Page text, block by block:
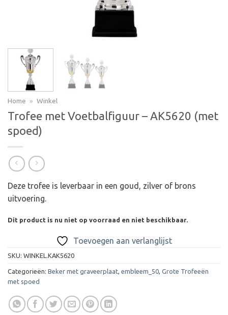
Home » Winkel
Trofee met Voetbalfiguur – AK5620 (met
spoed)
Deze trofee is leverbaar in een goud, zilver of brons
uitvoering.
Dit product is nu niet op voorraad en niet beschikbaar.
Toevoegen aan verlanglijst
SKU: WINKEL.KAK5620
Categorieën: Beker met graveerplaat, embleem_50, Grote Trofeeën
met spoed